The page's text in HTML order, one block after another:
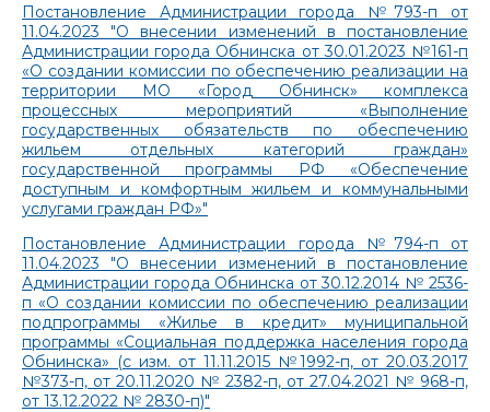
Постановление Администрации города №793-п от
11.04.2023 "О внесении изменений в постановление
Администрации города Обнинска от 30.01.2023 №161-п
«О создании комиссии по обеспечению реализации на
территории МО «Город Обнинск» комплекса
процессных мероприятий «Выполнение
государственных обязательств по обеспечению
жильем отдельных категорий граждан»
государственной программы РФ «Обеспечение
доступным и комфортным жильем и коммунальными
услугами граждан РФ»"
Постановление Администрации города №794-п от
11.04.2023 "О внесении изменений в постановление
Администрации города Обнинска от 30.12.2014 № 2536-
п «О создании комиссии по обеспечению реализации
подпрограммы «Жилье в кредит» муниципальной
программы «Социальная поддержка населения города
Обнинска» (с изм. от 11.11.2015 №1992-п, от 20.03.2017
№373-п, от 20.11.2020 № 2382-п, от 27.04.2021 № 968-п,
от 13.12.2022 № 2830-п)"